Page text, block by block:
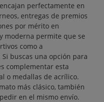
perfectamente en
entregas de premios
por mérito en
moderna permite que se
como a
buscas una opción para
complementar esta
o medallas de acrílico.
más clásico, también
en el mismo envío.